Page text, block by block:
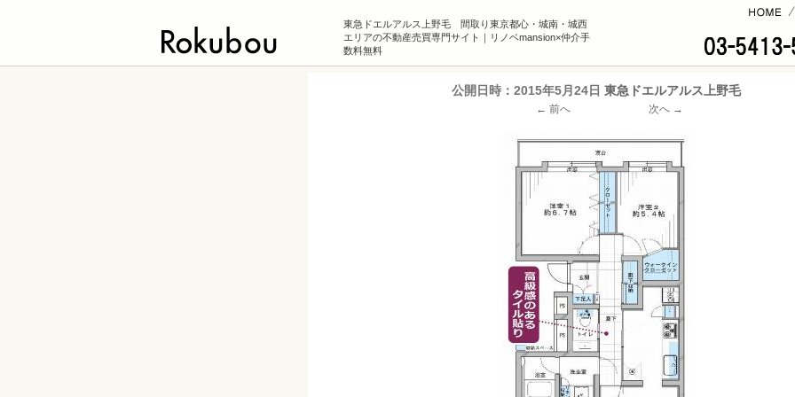
東急ドエルアルス上野毛 間取り東京都心・城南・城西
エリアの不動産売買専門サイト｜リノベmansion×仲介手
数料無料
コンテンツ
公開日時： 2015年5月24日 東急ドエルアルス上野毛
← 前へ 次へ →